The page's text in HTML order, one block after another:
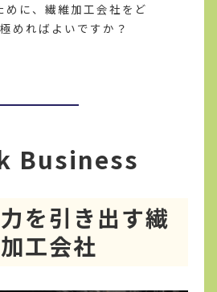
めに、繊維加工会社をど
めればよいですか？
Business
を引き出す繊
工会社